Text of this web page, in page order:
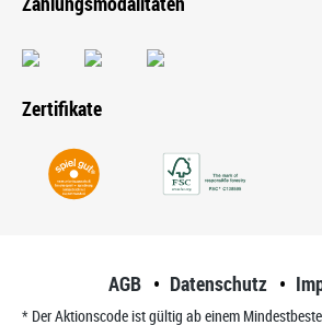
Zertifikate
AGB Datenschutz
* Der Aktionscode ist gültig ab einem